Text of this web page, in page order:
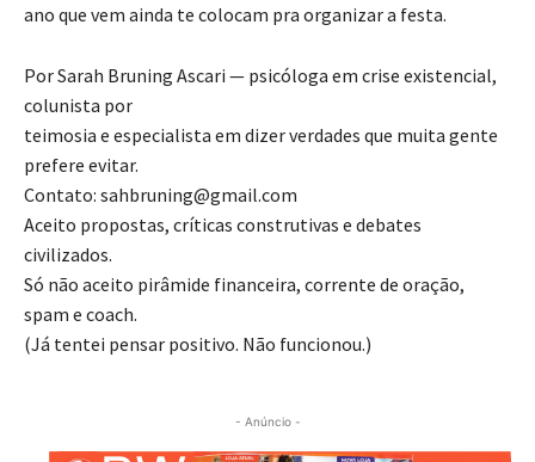
ano que vem ainda te colocam pra organizar a festa.
Por Sarah Bruning Ascari — psicóloga em crise existencial,
colunista por
teimosia e especialista em dizer verdades que muita gente
prefere evitar.
Contato: sahbruning@gmail.com
Aceito propostas, críticas construtivas e debates
civilizados.
Só não aceito pirâmide financeira, corrente de oração,
spam e coach.
(Já tentei pensar positivo. Não funcionou.)
- Anúncio -